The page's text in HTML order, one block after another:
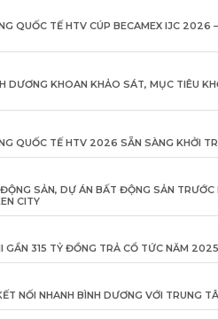
QUỐC TẾ HTV CÚP BECAMEX IJC 2026
DƯƠNG KHOAN KHẢO SÁT, MỤC TIÊU
QUỐC TẾ HTV 2026 SẴN SÀNG KHỞI
SẢN, DỰ ÁN BẤT ĐỘNG SẢN
CITY
GẦN 315 TỶ ĐỒNG TRẢ CỔ TỨC NĂM 2025
NỐI NHANH BÌNH DƯƠNG VỚI TRUNG